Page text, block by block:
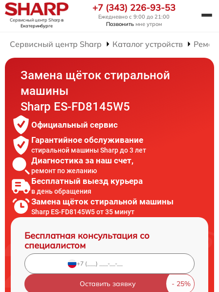
Сервисный центр Sharpв
Екатеринбурге
+7 (343) 226-93-53
Ежедневно с 9:00 до 21:00
Позвонить мне утром
Сервисный центр Sharp Каталог устройств
Замена щёток стиральной
машины
Sharp ES-FD8145W5
Официальный сервис
Гарантийное обслуживание
стиральной машины Sharp до 3 лет
Диагностика за наш счет,
ремонт по желанию
Бесплатный выезд курьера
в день обращения
Замена щёток стиральной машины
Sharp ES-FD8145W5 от 35 минут
Бесплатная консультация со
специалистом
Оставить заявку